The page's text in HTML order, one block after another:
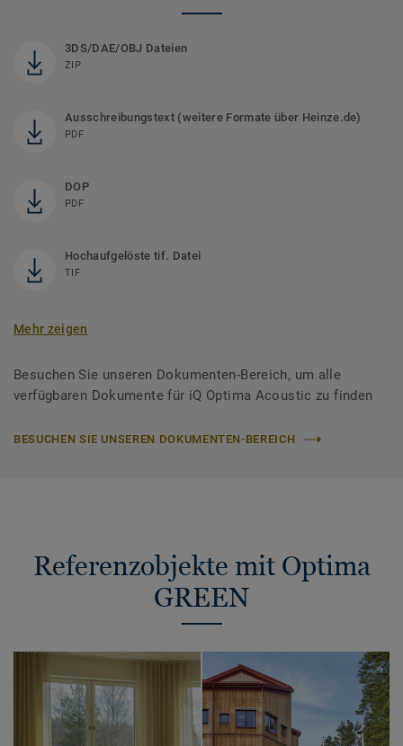
3DS/DAE/OBJ Dateien
ZIP
Ausschreibungstext (weitere Formate über Heinze.de)
PDF
DOP
PDF
Hochaufgelöste tif. Datei
TIF
Mehr zeigen
Besuchen Sie unseren Dokumenten-Bereich, um alle
verfügbaren Dokumente für iQ Optima Acoustic zu finden
BESUCHEN SIE UNSEREN DOKUMENTEN-BEREICH
Referenzobjekte mit Optima
GREEN